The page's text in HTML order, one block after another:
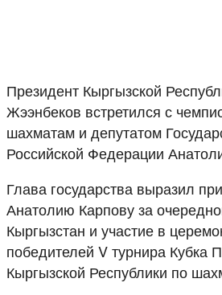
Президент Кыргызской
Жээнбеков встретился с
шахматам и депутатом
Российской Федерации
Глава государства выразил
Анатолию Карпову за
Кыргызстан и участие в
победителей V турнира Кубка
Кыргызской Республики по